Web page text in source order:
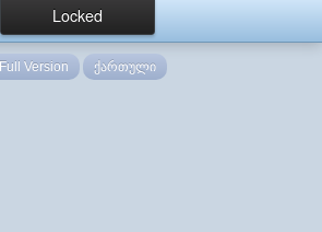
Locked
Full Version ქართული